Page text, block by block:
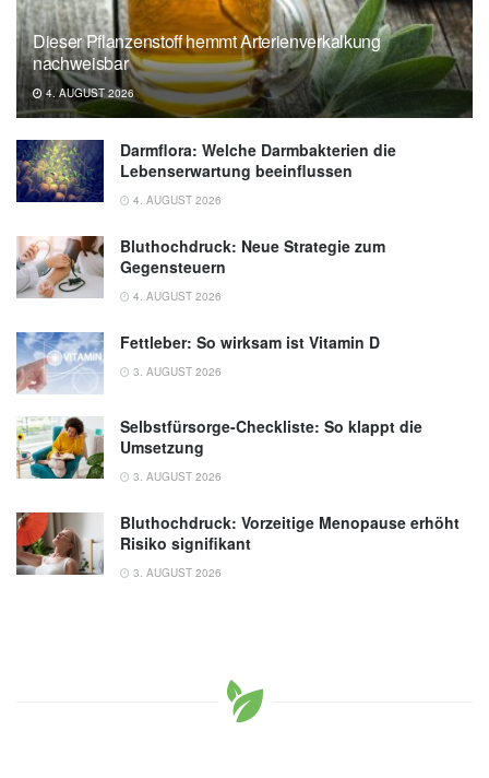
Dieser Pflanzenstoff hemmt Arterienverkalkung
nachweisbar
4. AUGUST 2026
Darmflora: Welche Darmbakterien die
Lebenserwartung beeinflussen
4. AUGUST 2026
Bluthochdruck: Neue Strategie zum
Gegensteuern
4. AUGUST 2026
Fettleber: So wirksam ist Vitamin D
3. AUGUST 2026
Selbstfürsorge-Checkliste: So klappt die
Umsetzung
3. AUGUST 2026
Bluthochdruck: Vorzeitige Menopause erhöht
Risiko signifikant
3. AUGUST 2026